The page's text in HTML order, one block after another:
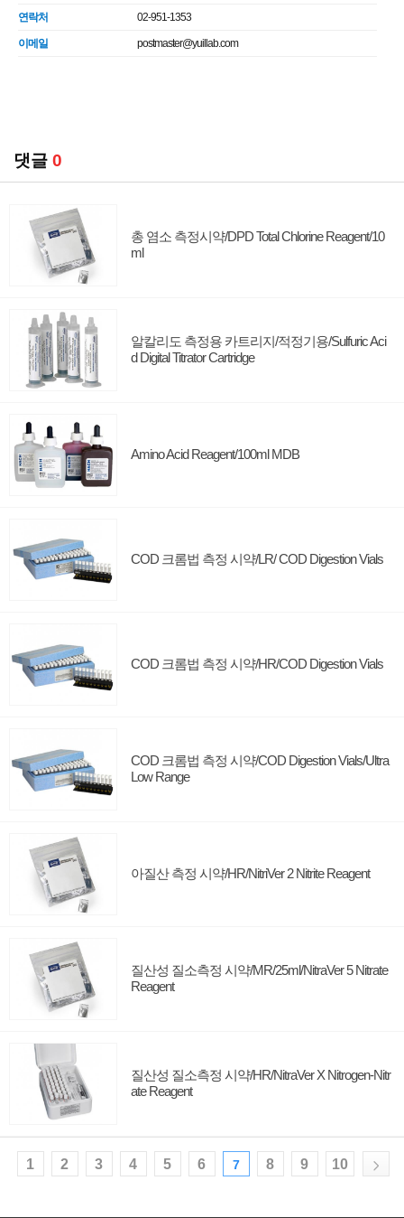
연락처 02-951-1353
이메일 postmaster@yuillab.com
댓글 0
총 염소 측정시약/DPD Total Chlorine Reagent/10
ml
알칼리도 측정용 카트리지/적정기용/Sulfuric Aci
d Digital Titrator Cartridge
Amino Acid Reagent/100ml MDB
COD 크롬법 측정 시약/LR/ COD Digestion Vials
COD 크롬법 측정 시약/HR/COD Digestion Vials
COD 크롬법 측정 시약/COD Digestion Vials/Ultra
Low Range
아질산 측정 시약/HR/NitriVer 2 Nitrite Reagent
질산성 질소측정 시약/MR/25ml/NitraVer 5 Nitrate
Reagent
질산성 질소측정 시약/HR/NitraVer X Nitrogen-Nitr
ate Reagent
1 2 3 4 5 6 7 8 9 10